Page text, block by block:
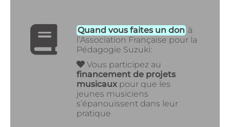
Quand vous faites un don à
l’Association Française pour la
Pédagogie Suzuki:
Vous participez au
financement de projets
musicaux pour que les
jeunes musiciens
s’épanouissent dans leur
pratique